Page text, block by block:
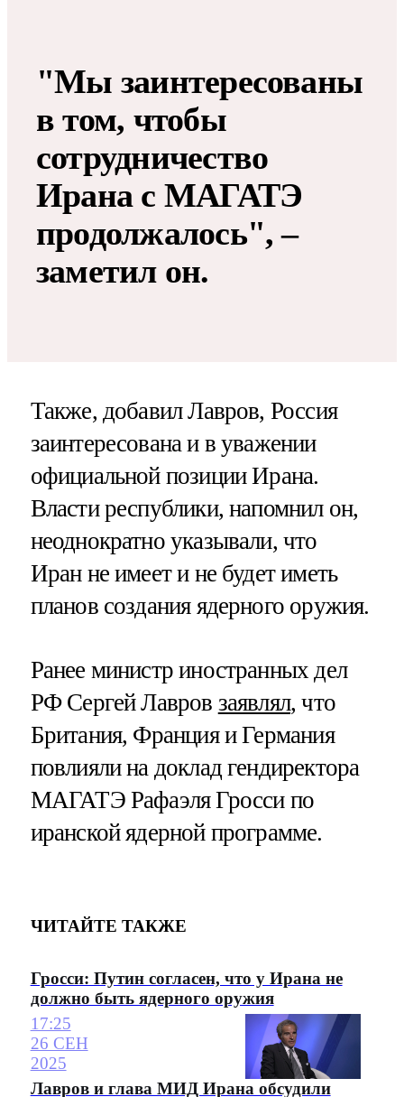
"Мы заинтересованы
в том, чтобы
сотрудничество
Ирана с МАГАТЭ
продолжалось", –
заметил он.
Также, добавил Лавров, Россия
заинтересована и в уважении
официальной позиции Ирана.
Власти республики, напомнил он,
неоднократно указывали, что
Иран не имеет и не будет иметь
планов создания ядерного оружия.
Ранее министр иностранных дел
РФ Сергей Лавров заявлял, что
Британия, Франция и Германия
повлияли на доклад гендиректора
МАГАТЭ Рафаэля Гросси по
иранской ядерной программе.
ЧИТАЙТЕ ТАКЖЕ
Гросси: Путин согласен, что у Ирана не
должно быть ядерного оружия
17:25
26 СЕН
2025
Лавров и глава МИД Ирана обсудили